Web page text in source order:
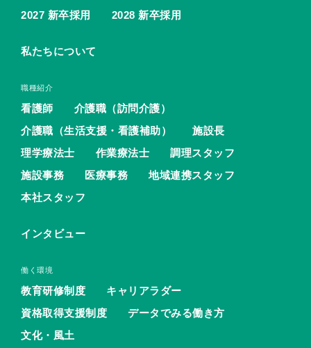
2027 新卒採用 2028 新卒採用
私たちについて
職種紹介
看護師
介護職（訪問介護）
介護職（生活支援・看護補助）
施設長
理学療法士
作業療法士
調理スタッフ
施設事務
医療事務
地域連携スタッフ
本社スタッフ
インタビュー
働く環境
教育研修制度
キャリアラダー
資格取得支援制度
データでみる働き方
文化・風土